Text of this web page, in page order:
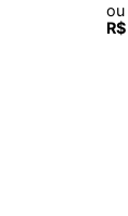
ou
R$